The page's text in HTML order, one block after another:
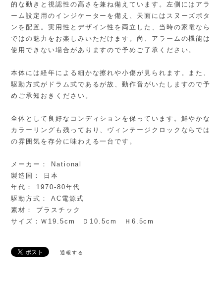
的な動きと視認性の高さを兼ね備えています。左側にはアラ
ーム設定用のインジケーターを備え、天面にはスヌーズボタ
ンを配置。実用性とデザイン性を両立した、当時の家電なら
ではの魅力をお楽しみいただけます。尚、アラームの機能は
使用できない場合がありますので予めご了承ください。
本体には経年による細かな擦れや小傷が見られます。また、
駆動方式がドラム式であるが故、動作音がいたしますので予
めご承知おきください。
全体として良好なコンディションを保っています。鮮やかな
カラーリングも残っており、ヴィンテージクロックならでは
の雰囲気を存分に味わえる一台です。
メーカー： National
製造国： 日本
年代： 1970-80年代
駆動方式： AC電源式
素材： プラスチック
サイズ：Ｗ19.5cm Ｄ10.5cm Ｈ6.5cm
通報する